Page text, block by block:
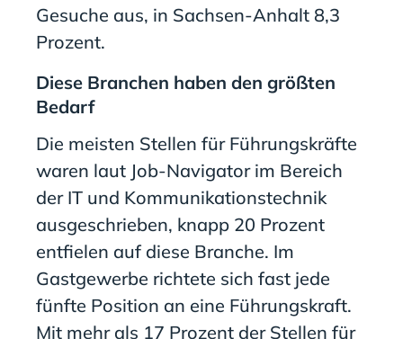
Gesuche aus, in Sachsen-Anhalt 8,3
Prozent.
Diese Branchen haben den größten
Bedarf
Die meisten Stellen für Führungskräfte
waren laut Job-Navigator im Bereich
der IT und Kommunikationstechnik
ausgeschrieben, knapp 20 Prozent
entfielen auf diese Branche. Im
Gastgewerbe richtete sich fast jede
fünfte Position an eine Führungskraft.
Mit mehr als 17 Prozent der Stellen für